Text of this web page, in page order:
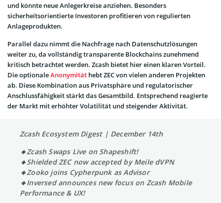
und könnte neue Anlegerkreise anziehen. Besonders
sicherheitsorientierte Investoren profitieren von regulierten
Anlageprodukten.
Parallel dazu nimmt die Nachfrage nach Datenschutzlösungen
weiter zu, da vollständig transparente Blockchains zunehmend
kritisch betrachtet werden. Zcash bietet hier einen klaren Vorteil.
Die optionaleAnonymität hebt ZEC von vielen anderen Projekten
ab. Diese Kombination aus Privatsphäre und regulatorischer
Anschlussfähigkeit stärkt das Gesamtbild. Entsprechend reagierte
der Markt mit erhöhter Volatilität und steigender Aktivität.
Zcash Ecosystem Digest | December 14th
🔸Zcash Swaps Live on Shapeshift!
🔸Shielded ZEC now accepted by Meile dVPN
🔸Zooko joins Cypherpunk as Advisor
🔸Inversed announces new focus on Zcash Mobile
Performance & UX!